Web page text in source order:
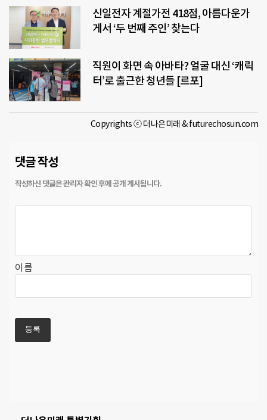
신일전자 계절가전 418점, 아름다운가
게서 ‘두 번째 주인’ 찾는다
직원이 화면 속 아바타? 얼굴 대신 ‘캐릭
터’로 출근한 청년들 [르포]
Copyrights ⓒ 더나은미래 & futurechosun.com
댓글 작성
이름